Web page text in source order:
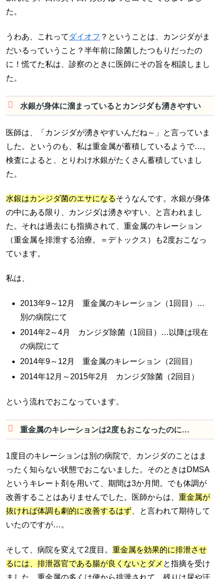
た。
うわあ、これって ダイオフ ？ということは、カンジダがま
だいるっていうこと？半年前に除菌したつもりだったの
に！慌てた私は、診察のときに医師にその旨を相談しまし
た。
水銀が身体に溜まっているとカンジダも湧きやすい
医師は、「カンジダが湧きやすいんだね～」と言っていま
した。というのも、私は重金属が蓄積しているようで…。
検査によると、とりわけ水銀がたくさん蓄積していまし
た。
水銀はカンジダ菌のエサになるそうなんです。 水銀が身体
の中にある限り、カンジダは湧きやすい 、と言われまし
た。それは過去にも指摘されて、重金属のキレーション
（重金属を排泄する治療。＝デトックス）も2度おこなっ
ています。
私は、
2013年9～12月 重金属のキレーション（1回目）…
別の病院にて
2014年2～4月 カンジダ除菌（1回目）…以降は現在
の病院にて
2014年9～12月 重金属のキレーション（2回目）
2014年12月～2015年2月 カンジダ除菌（2回目）
という流れでおこなっています。
重金属のキレーションは2度もおこなったのに…
1度目のキレーションは別の病院で、カンジダのことはま
ったく知らない状態でおこないました。そのときはDMSA
というキレート剤を用いて、期間は3か月間。でも体調が
改善することはありませんでした。医師からは、 重金属が
抜ければ体調も劇的に改善するはず、と言われて期待して
いたのですが…。
そして、病院を変えて2度目。 重金属を効果的に排泄させ
るには、排泄器官である腸が良くないとダメ と指摘を受け
ました。重金属の多くは便から排泄されて、残りは尿や汗